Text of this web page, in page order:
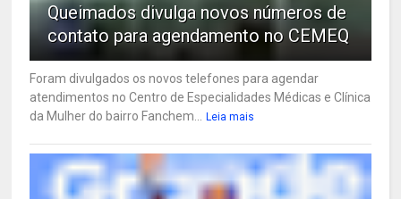
Queimados divulga novos números de
contato para agendamento no CEMEQ
Foram divulgados os novos telefones para agendar
atendimentos no Centro de Especialidades Médicas e Clínica
da Mulher do bairro Fanchem...
Leia mais